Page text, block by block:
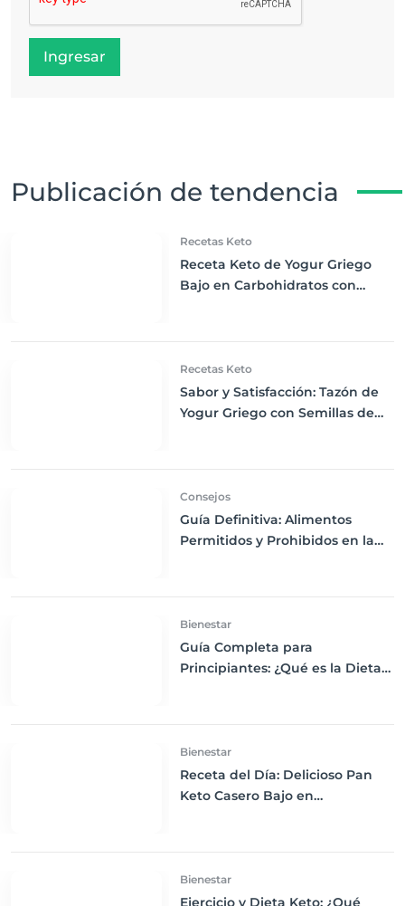
Ingresar
Publicación de tendencia
Recetas Keto
Receta Keto de Yogur Griego
Bajo en Carbohidratos con
Recetas Keto
Sabor y Satisfacción: Tazón de
Yogur Griego con Semillas de
Consejos
Guía Definitiva: Alimentos
Permitidos y Prohibidos en la
Bienestar
Guía Completa para
Principiantes: ¿Qué es la Dieta
Bienestar
Receta del Día: Delicioso Pan
Keto Casero Bajo en
Bienestar
Ejercicio y Dieta Keto: ¿Qué